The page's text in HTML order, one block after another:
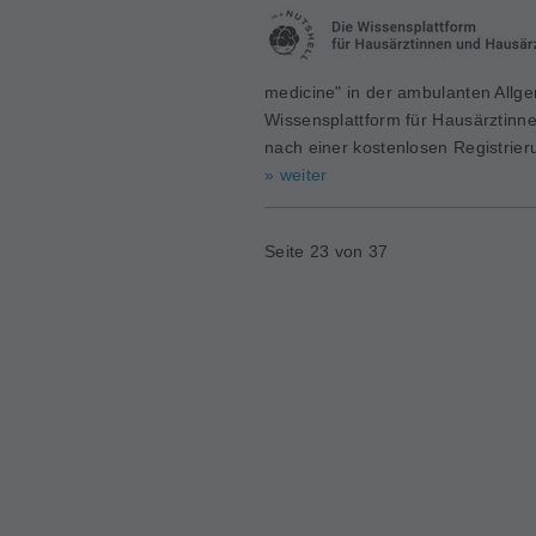
medicine" in der ambulanten
Wissensplattform für
nach einer kostenlosen
» weiter
Seite 23 von 37